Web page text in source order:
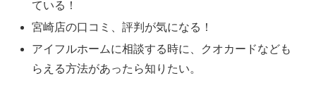
ている！
宮崎店の口コミ、評判が気になる！
アイフルホームに相談する時に、クオカードなども
らえる方法があったら知りたい。